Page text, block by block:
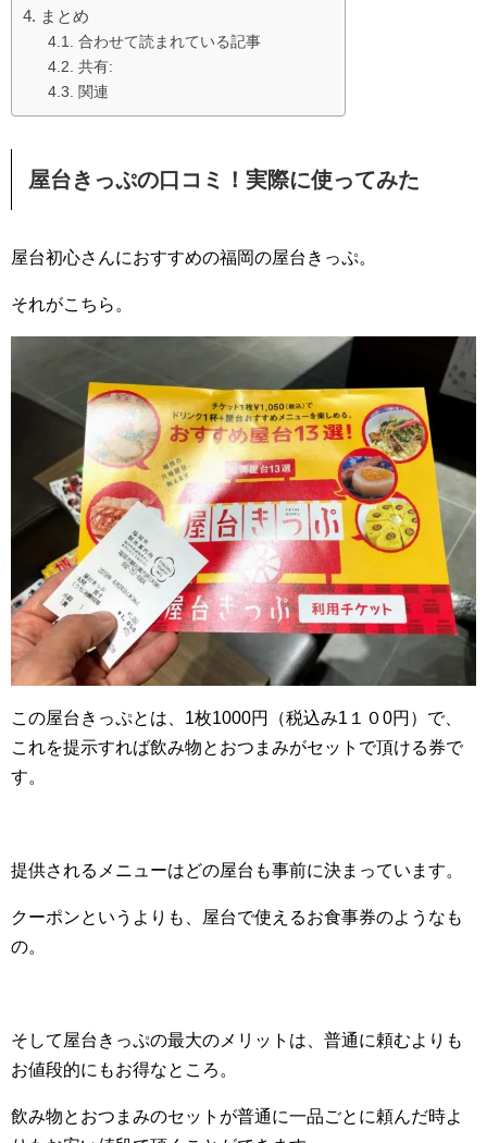
まとめ
合わせて読まれている記事
共有:
関連
屋台きっぷの口コミ！実際に使ってみた
屋台初心さんにおすすめの福岡の屋台きっぷ。
それがこちら。
この屋台きっぷとは、1枚1000円（税込み1１０0円）で、
これを提示すれば飲み物とおつまみがセットで頂ける券で
す。
提供されるメニューはどの屋台も事前に決まっています。
クーポンというよりも、屋台で使えるお食事券のようなも
の。
そして屋台きっぷの最大のメリットは、普通に頼むよりも
お値段的にもお得なところ。
飲み物とおつまみのセットが普通に一品ごとに頼んだ時よ